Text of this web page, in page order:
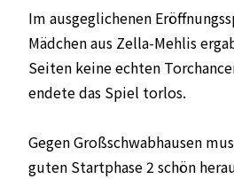
Im ausgeglichenen
Mädchen aus Zella-Mehlis
Seiten keine echten
endete das Spiel torlos.
Gegen Großschwabhausen
guten Startphase 2 schön